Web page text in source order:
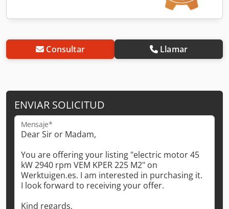
Consultar Llamar
ENVIAR SOLICITUD
Mensaje*